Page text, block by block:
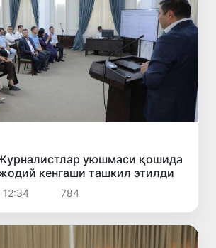
уюшмаси қошида
кенгаши ташкил этилди
12:34 784